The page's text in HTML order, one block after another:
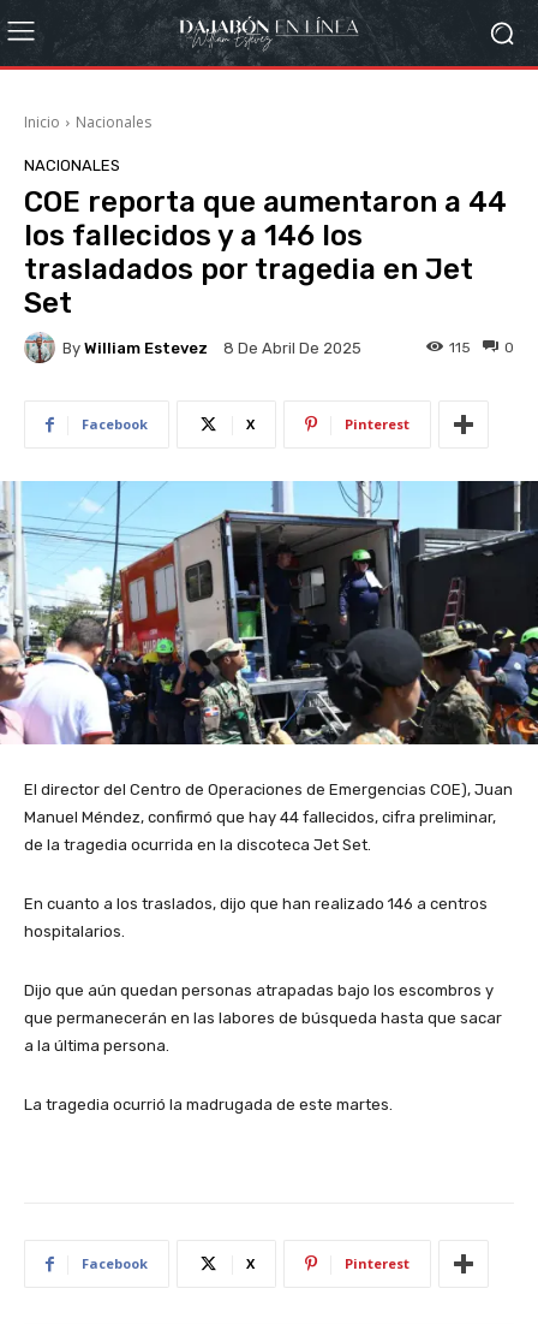
Inicio Nacionales
NACIONALES
COE reporta que aumentaron a 44
los fallecidos y a 146 los
trasladados por tragedia en Jet
Set
By William Estevez 8 De Abril De 2025 0
115
Facebook X Pinterest
El director del Centro de Operaciones de Emergencias COE), Juan
Manuel Méndez, confirmó que hay 44 fallecidos, cifra preliminar,
de la tragedia ocurrida en la discoteca Jet Set.
En cuanto a los traslados, dijo que han realizado 146 a centros
hospitalarios.
Dijo que aún quedan personas atrapadas bajo los escombros y
que permanecerán en las labores de búsqueda hasta que sacar
a la última persona.
La tragedia ocurrió la madrugada de este martes.
Facebook X Pinterest